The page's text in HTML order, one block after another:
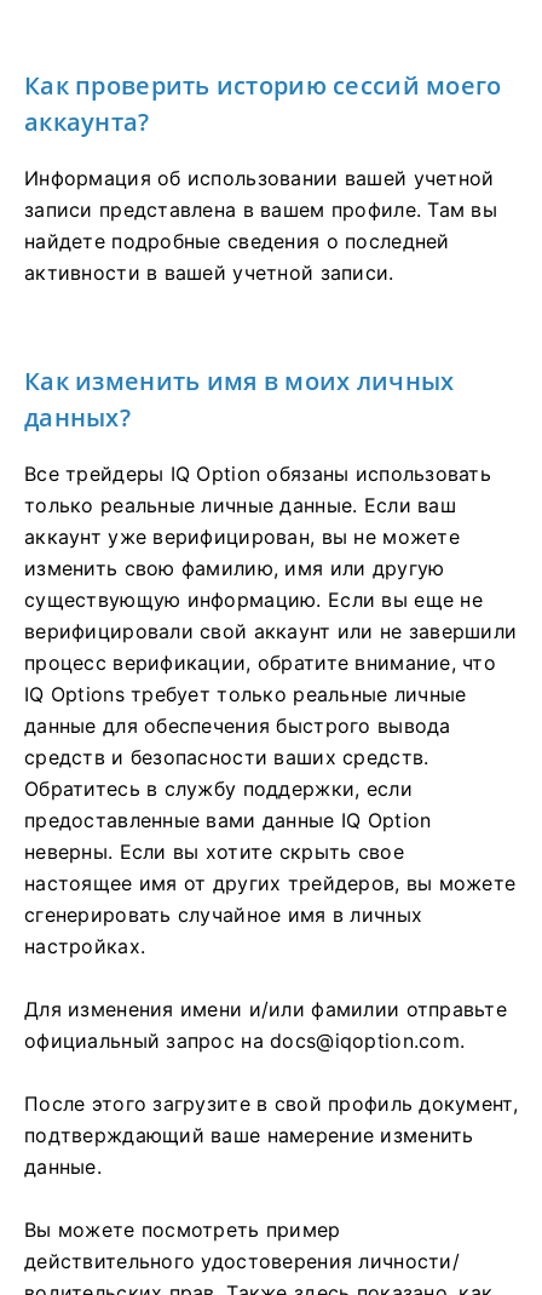
Как проверить историю сессий моего
аккаунта?
Информация об использовании вашей учетной
записи представлена ​​в вашем профиле. Там вы
найдете подробные сведения о последней
активности в вашей учетной записи.
Как изменить имя в моих личных
данных?
Все трейдеры IQ Option обязаны использовать
только реальные личные данные. Если ваш
аккаунт уже верифицирован, вы не можете
изменить свою фамилию, имя или другую
существующую информацию. Если вы еще не
верифицировали свой аккаунт или не завершили
процесс верификации, обратите внимание, что
IQ Options требует только реальные личные
данные для обеспечения быстрого вывода
средств и безопасности ваших средств.
Обратитесь в службу поддержки, если
предоставленные вами данные IQ Option
неверны. Если вы хотите скрыть свое
настоящее имя от других трейдеров, вы можете
сгенерировать случайное имя в личных
настройках.
Для изменения имени и/или фамилии отправьте
официальный запрос наdocs@iqoption.com.
После этого загрузите в свой профиль документ,
подтверждающий ваше намерение изменить
данные.
Вы можете посмотреть пример
действительного удостоверения личности/